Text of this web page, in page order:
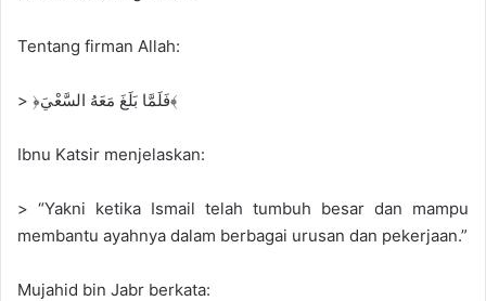
Tentang firman Allah:
> ﴿فَلَمَّا بَلَغَ مَعَهُ السَّعْيَ﴾
Ibnu Katsir menjelaskan:
> “Yakni ketika Ismail telah tumbuh besar dan mampu
membantu ayahnya dalam berbagai urusan dan pekerjaan.”
Mujahid bin Jabr berkata: